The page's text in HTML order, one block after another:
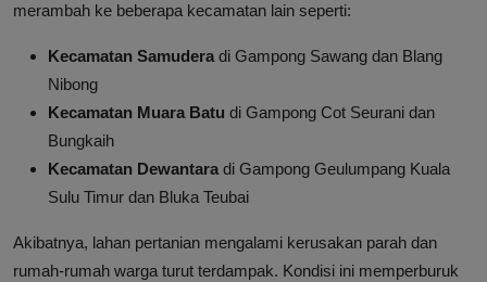
merambah ke beberapa kecamatan lain seperti:
Kecamatan Samudera di Gampong Sawang dan Blang
Nibong
Kecamatan Muara Batu di Gampong Cot Seurani dan
Bungkaih
Kecamatan Dewantara di Gampong Geulumpang Kuala
Sulu Timur dan Bluka Teubai
Akibatnya, lahan pertanian mengalami kerusakan parah dan
rumah-rumah warga turut terdampak. Kondisi ini memperburuk